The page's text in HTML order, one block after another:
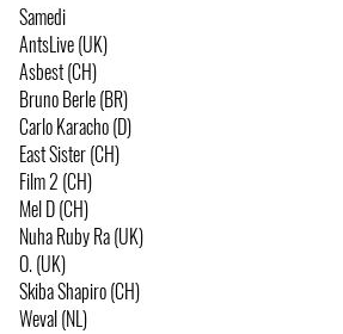
Samedi
AntsLive (UK)
Asbest (CH)
Bruno Berle (BR)
Carlo Karacho (D)
East Sister (CH)
Film 2 (CH)
Mel D (CH)
Nuha Ruby Ra (UK)
O. (UK)
Skiba Shapiro (CH)
Weval (NL)